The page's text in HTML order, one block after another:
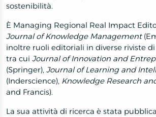
sostenibilità.
È Managing Regional Real Impact
Journal of Knowledge Management
inoltre ruoli editoriali in diverse riviste
tra cui Journal of Innovation and
(Springer), Journal of Learning and
(Inderscience), Knowledge Research
and Francis).
La sua attività di ricerca è stata